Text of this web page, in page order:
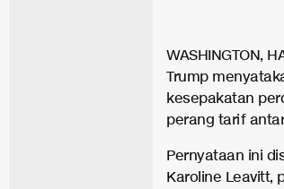
WASHINGTON,
Trump
kesepakatan
perang tarif
Pernyataan ini
Karoline Leavitt,